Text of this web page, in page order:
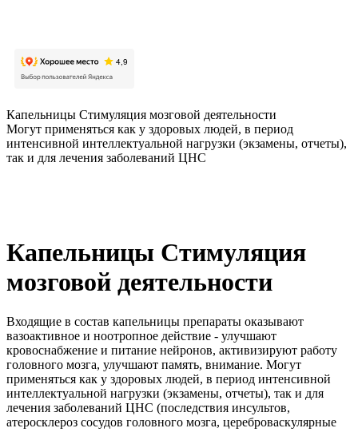
Капельницы Стимуляция мозговой деятельности
Могут применяться как у здоровых людей, в период
интенсивной интеллектуальной нагрузки (экзамены, отчеты),
так и для лечения заболеваний ЦНС
Капельницы Стимуляция
мозговой деятельности
Входящие в состав капельницы препараты оказывают
вазоактивное и ноотропное действие - улучшают
кровоснабжение и питание нейронов, активизируют работу
головного мозга, улучшают память, внимание. Могут
применяться как у здоровых людей, в период интенсивной
интеллектуальной нагрузки (экзамены, отчеты), так и для
лечения заболеваний ЦНС (последствия инсультов,
атеросклероз сосудов головного мозга, цереброваскулярные